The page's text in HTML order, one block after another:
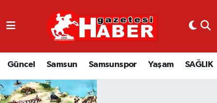
Güncel Samsun Samsunspor Yaşam SAĞLIK
GÜNCEL
SAMSUN
SAMSUNSPOR